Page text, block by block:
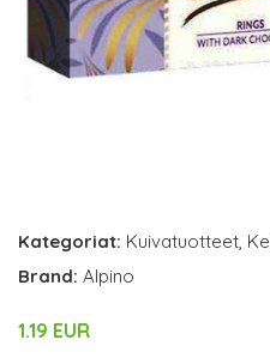
Kategoriat: Kuivatuotteet,
Brand: Alpino
1.19 EUR